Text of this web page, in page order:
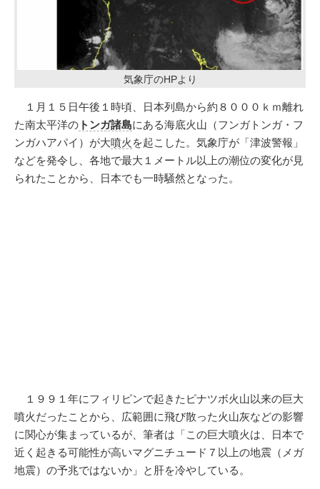
気象庁のHPより
１月１５日午後１時頃、日本列島から約８０００ｋｍ離れ
た南太平洋の トンガ諸島にある海底火山（フンガトンガ・フ
ンガハアパイ）が大噴火 を起こした。気象庁が「津波警報」
などを発令し、各地で最大１メートル以上の潮位の変化が見
られたことから、日本でも一時騒然となった。
１９９１年にフィリピンで起きたピナツボ火山以来の巨大
噴火だったことから、広範囲に飛び散った火山灰などの影響
に関心が集まっているが、筆者は「この巨大噴火は、日本で
近く起きる可能性が高いマグニチュード７以上の地震（メガ
地震）の予兆ではないか」と肝を冷やしている。